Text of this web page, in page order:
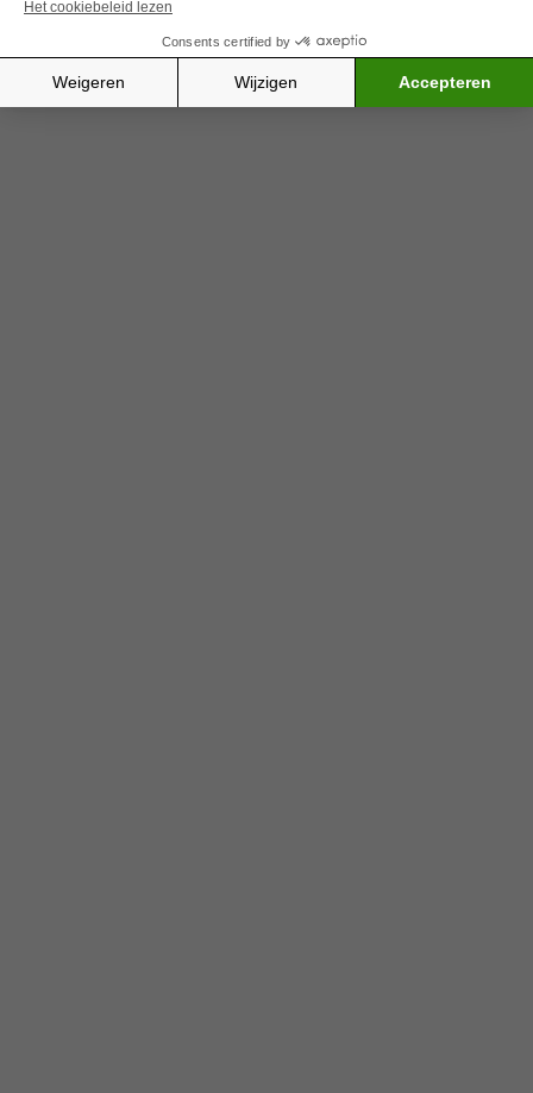
houden die veroorzaakt worden door
gevorderde eierstokkanker, en om de groei van
de tumor te vertragen. Dan heeft men het